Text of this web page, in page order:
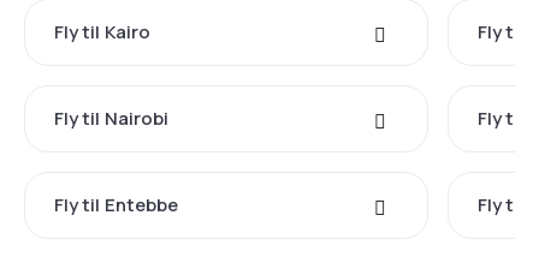
Fly til Kairo Fly til
Fly til Nairobi Fly til
Fly til Entebbe Fly til